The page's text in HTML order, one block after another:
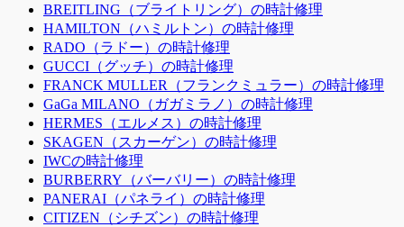
BREITLING（ブライトリング）の時計修理
HAMILTON（ハミルトン）の時計修理
RADO（ラドー）の時計修理
GUCCI（グッチ）の時計修理
FRANCK MULLER（フランクミュラー）の時計修理
GaGa MILANO（ガガミラノ）の時計修理
HERMES（エルメス）の時計修理
SKAGEN（スカーゲン）の時計修理
IWCの時計修理
BURBERRY（バーバリー）の時計修理
PANERAI（パネライ）の時計修理
CITIZEN（シチズン）の時計修理